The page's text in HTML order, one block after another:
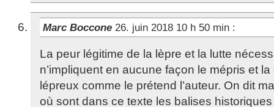
Marc Boccone 26. juin 2018 10 h 50 min :
La peur légitime de la lèpre et la lutte
n’impliquent en aucune façon le mépris et
lépreux comme le prétend l’auteur. On dit
où sont dans ce texte les balises